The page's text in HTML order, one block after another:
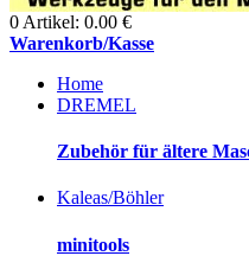
0 Artikel: 0.00 €
Warenkorb/Kasse
Home
DREMEL
Zubehör für ältere
Kaleas/Böhler
minitools